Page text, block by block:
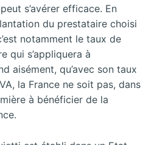
s’avérer efficace. En
du prestataire choisi
notamment le taux de
qui s’appliquera à
aisément, qu’avec son taux
la France ne soit pas, dans
à bénéficier de la